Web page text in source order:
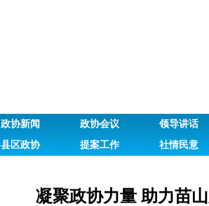
政协新闻 政协会议 领导讲话
县区政协 提案工作 社情民意
凝聚政协力量 助力苗